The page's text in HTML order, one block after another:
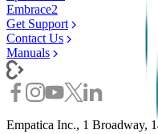
Embrace2
Get Support
Contact Us
Manuals
Empatica Inc., 1 Broadway,